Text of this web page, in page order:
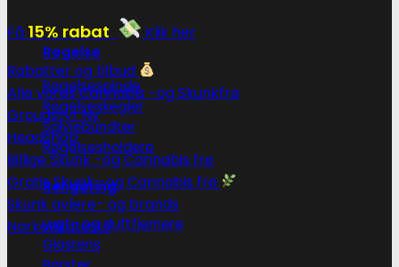
Røgelse
Røgelsespinde
Røgelseskegler
Salviebundter
Røgelsesholdere
Rengøring
Lugt- og duftfjernere
Glasrens
Få 15% rabat
Klik her
Rabatter og tilbud
Alle vores Cannabis -og Skunkfrø
Groudstyr
Headshop
Billige Skunk -og Cannabis frø
Gratis Skunk -og Cannabis frø
Skunk avlere- og brands
Narkotikatests